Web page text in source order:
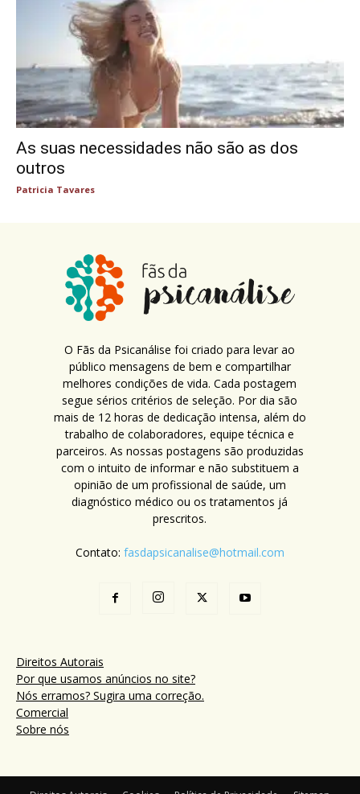
As suas necessidades não são as dos
outros
Patricia Tavares
O Fãs da Psicanálise foi criado para levar ao
público mensagens de bem e compartilhar
melhores condições de vida. Cada postagem
segue sérios critérios de seleção. Por dia são
mais de 12 horas de dedicação intensa, além do
trabalho de colaboradores, equipe técnica e
parceiros. As nossas postagens são produzidas
com o intuito de informar e não substituem a
opinião de um profissional de saúde, um
diagnóstico médico ou os tratamentos já
prescritos.
Contato: fasdapsicanalise@hotmail.com
Direitos Autorais
Por que usamos anúncios no site?
Nós erramos? Sugira uma correção.
Comercial
Sobre nós